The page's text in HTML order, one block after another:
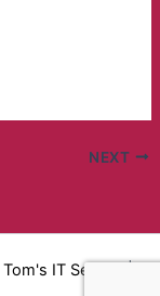
NEXT
Tom's IT Service